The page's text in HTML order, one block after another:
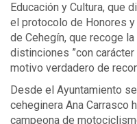
Educación y Cultura, que
el protocolo de Honores
de Cehegín, que recoge
distinciones ”con
motivo verdadero de
Desde el Ayuntamiento
ceheginera Ana Carrasco
campeona de